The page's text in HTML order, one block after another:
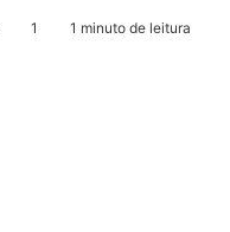
1 1 minuto de leitura